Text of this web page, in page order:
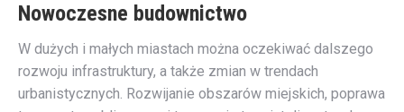
Nowoczesne budownictwo
W dużych i małych miastach można oczekiwać dalszego
rozwoju infrastruktury, a także zmian w trendach
urbanistycznych. Rozwijanie obszarów miejskich, poprawa